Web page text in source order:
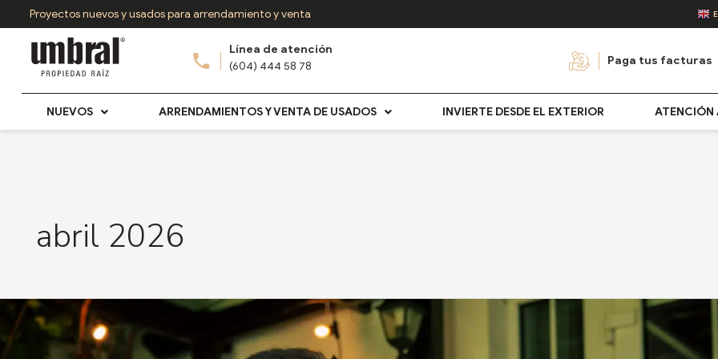
al
Proyectos nuevos y usados para arrendamiento y venta
Línea de atención
(604) 444 58 78
Paga tus facturas
NUEVOS ARRENDAMIENTOS Y VENTA DE USADOS INVIERTE DESDE EL EXTERIOR ATENCIÓN
abril 2026
Propiedad
Raíz